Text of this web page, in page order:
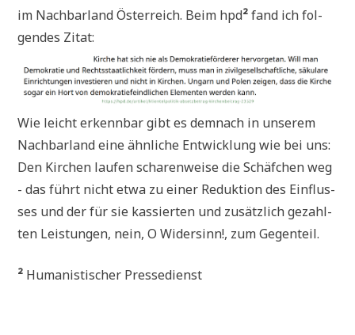
im Nach­bar­land Öster­reich. Beim hpd²fand ich fol­
gen­des Zitat:
Wie leicht erkenn­bar gibt es dem­nach in unse­rem
Nach­bar­land eine ähn­li­che Ent­wick­lung wie bei uns:
Den Kir­chen lau­fen scha­ren­wei­se die Schäf­chen weg
- das führt nicht etwa zu einer Reduk­ti­on des Ein­flus­
ses und der für sie kas­sier­ten und zusätz­lich gezahl­
ten Lei­stun­gen, nein, O Wider­sinn!, zum Gegenteil.
² Huma­ni­sti­scher Pressedienst